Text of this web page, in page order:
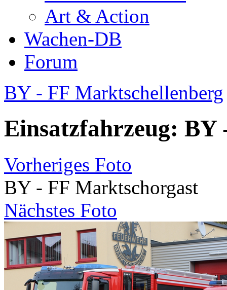
Art & Action
Wachen-DB
Forum
BY - FF Marktschellenberg
Einsatzfahrzeug:
Vorheriges Foto
BY - FF Marktschorgast
Nächstes Foto